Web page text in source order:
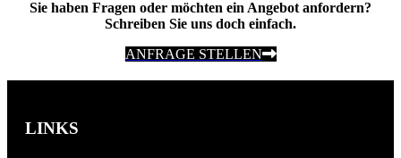
Sie haben Fragen oder möchten ein Angebot anfordern?
Schreiben Sie uns doch einfach.
ANFRAGE STELLEN
LINKS